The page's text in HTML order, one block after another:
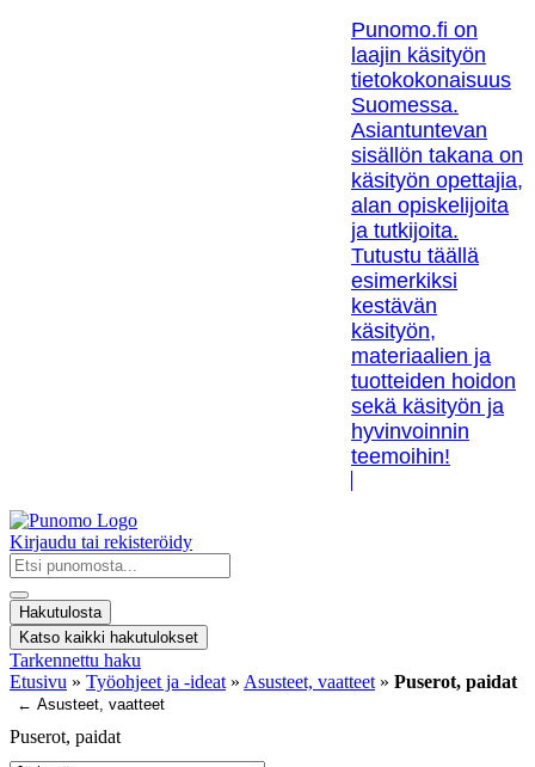
Punomo.fi on
laajin käsityön
tietokokonaisuus
Suomessa.
Asiantuntevan
sisällön takana on
käsityön opettajia,
alan opiskelijoita
ja tutkijoita.
Tutustu täällä
esimerkiksi
kestävän
käsityön,
materiaalien ja
tuotteiden hoidon
sekä käsityön ja
hyvinvoinnin
teemoihin!
Kirjaudu tai rekisteröidy
Search
...
Hakutulosta
Katso kaikki hakutulokset
Tarkennettu haku
Etusivu » Työohjeet ja -ideat » Asusteet, vaatteet » Puserot, paidat
← Asusteet, vaatteet
Puserot, paidat